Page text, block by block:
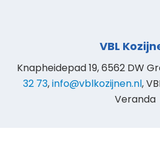
VBL
Knapheidepad 19, 6562 DW
32 73,info@vblkozijnen.nl,
Veranda